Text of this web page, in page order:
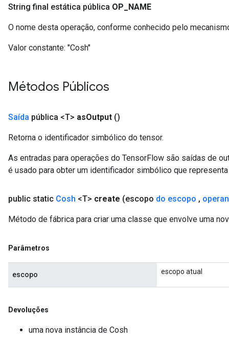
String final estática pública OP NAME
O nome desta operação, conforme conhecido pelo
Valor constante: "Cosh"
Métodos Públicos
Saída pública <T> asOutput ()
Retorna o identificador simbólico do tensor.
As entradas para operações do TensorFlow são saídas de
é usado para obter um identificador simbólico que
public static Cosh <T> create (escopo do escopo ,
Método de fábrica para criar uma classe que envolve uma
Parâmetros
escopo escopo atual
Devoluções
uma nova instância de Cosh